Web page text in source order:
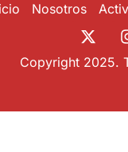
Nosotros
Copyright 2025.